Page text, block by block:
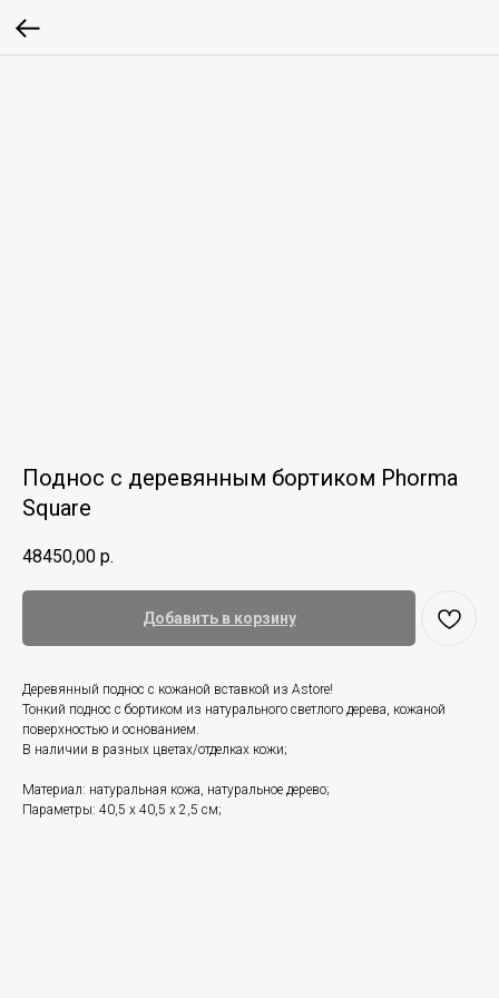
Поднос с деревянным бортиком Phorma
Square
48450,00 р.
Добавить в корзину
Деревянный поднос с кожаной вставкой из Astore!
Тонкий поднос с бортиком из натурального светлого дерева, кожаной
поверхностью и основанием.
В наличии в разных цветах/отделках кожи;
Материал: натуральная кожа, натуральное дерево;
Параметры: 40,5 х 40,5 х 2,5 см;